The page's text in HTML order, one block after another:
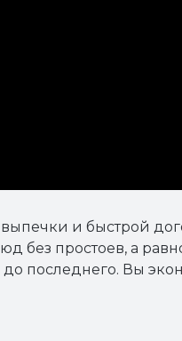
и быстрой
без простоев, а
до последнего. Вы